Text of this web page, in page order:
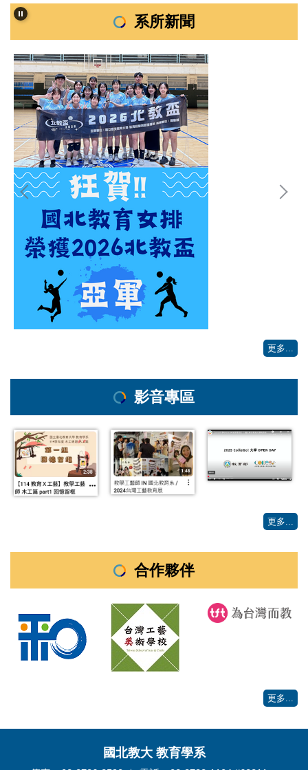
系所新聞
更多...
影音專區
更多...
合作夥伴
更多...
國北教大 教育學系